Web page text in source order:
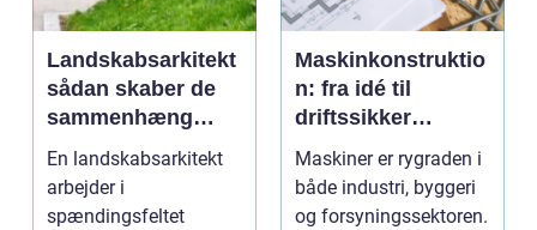
Landskabsarkitekt
sådan skaber de
sammenhæng
mellem byggeri og
natur
En landskabsarkitekt
arbejder i
spændingsfeltet
Maskinkonstruktio
n: fra idé til
driftssikker
løsning
Maskiner er rygraden i
både industri, byggeri
og forsyningssektoren.